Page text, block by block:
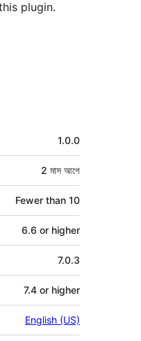
plugin.
1.0.0
2 মাস আগে
Fewer than 10
6.6 or higher
7.0.3
7.4 or higher
English (US)